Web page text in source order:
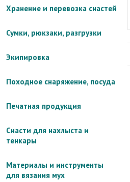
Хранение и перевозка снастей
Сумки, рюкзаки, разгрузки
Экипировка
Походное снаряжение, посуда
Печатная продукция
Снасти для нахлыста и
тенкары
Материалы и инструменты
для вязания мух